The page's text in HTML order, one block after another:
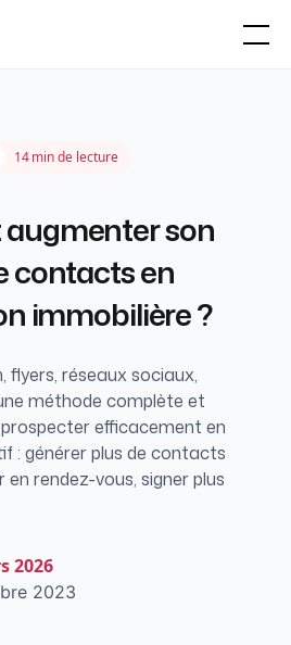
14min de lecture
son
contacts en
immobilière ?
flyers, réseaux sociaux,
méthode complète et
efficacement en
: générer plus de contacts
en rendez-vous, signer plus
2026
2023